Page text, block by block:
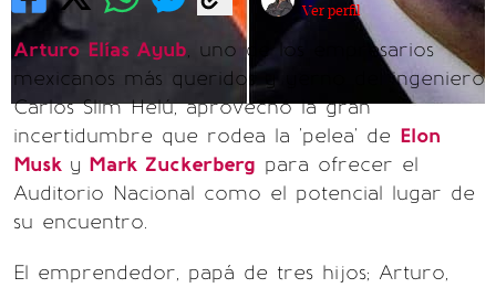
Ver perfil
Arturo Elías Ayub, uno de los empresarios
mexicanos más queridos y yerno del ingeniero
Carlos Slim Helú, aprovechó la gran
incertidumbre que rodea la 'pelea' de Elon
Musk y Mark Zuckerberg para ofrecer el
Auditorio Nacional como el potencial lugar de
su encuentro.
El emprendedor, papá de tres hijos; Arturo,